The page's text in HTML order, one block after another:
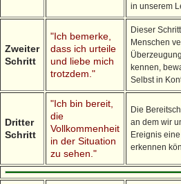
in unserem
Zweiter
Schritt
"Ich bemerke,
dass ich urteile
und liebe mich
trotzdem."
Dieser
Menschen
kennen,
Selbst in
Dritter
Schritt
"Ich bin bereit,
die
Vollkommenheit
in der Situation
zu sehen."
Die
an dem wir
Ereignis
erkennen